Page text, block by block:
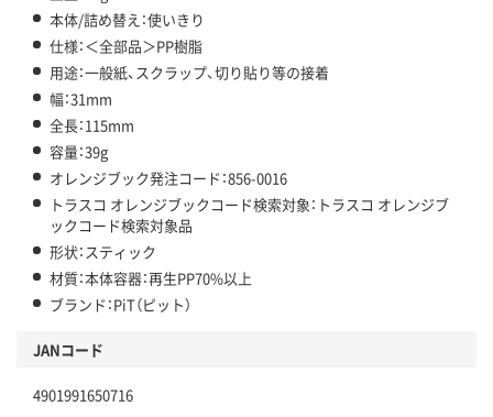
本体/詰め替え：使いきり
仕様：＜全部品＞PP樹脂
用途：一般紙、スクラップ、切り貼り等の接着
幅：31mm
全長：115mm
容量：39g
オレンジブック発注コード：856-0016
トラスコ オレンジブックコード検索対象：トラスコ オレンジブ
ックコード検索対象品
形状：スティック
材質：本体容器：再生PP70%以上
ブランド：PiT（ピット）
JANコード
4901991650716